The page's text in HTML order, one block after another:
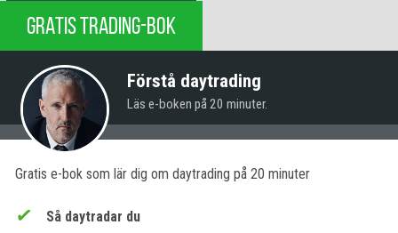
GRATIS TRADING-BOK
Förstå daytrading
Läs e-boken på 20 minuter.
Gratis e-bok som lär dig om daytrading på 20 minuter
Så daytradar du